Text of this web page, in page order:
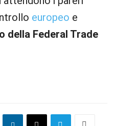
europeo e
della Federal Trade